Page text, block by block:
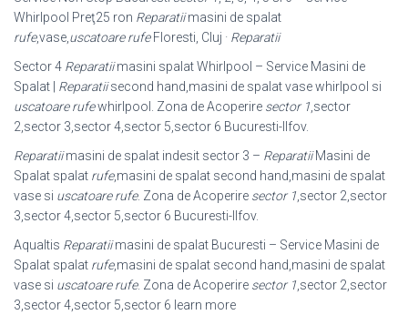
Whirlpool Preţ25 ron Reparatiimasini de spalat
rufe,vase,uscatoare rufeFloresti, Cluj · Reparatii
Sector 4 Reparatiimasini spalat Whirlpool – Service Masini de
Spalat | Reparatiisecond hand,masini de spalat vase whirlpool si
uscatoare rufewhirlpool. Zona de Acoperire sector 1,sector
2,sector 3,sector 4,sector 5,sector 6 Bucuresti-Ilfov.
Reparatiimasini de spalat indesit sector 3 – ReparatiiMasini de
Spalat spalat rufe,masini de spalat second hand,masini de spalat
vase si uscatoare rufe. Zona de Acoperire sector 1,sector 2,sector
3,sector 4,sector 5,sector 6 Bucuresti-Ilfov.
Aqualtis Reparatiimasini de spalat Bucuresti – Service Masini de
Spalat spalat rufe,masini de spalat second hand,masini de spalat
vase si uscatoare rufe. Zona de Acoperire sector 1,sector 2,sector
3,sector 4,sector 5,sector 6 learn more